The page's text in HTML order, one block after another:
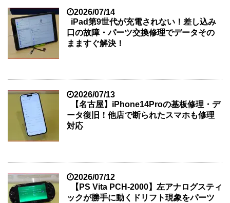
2026/07/14
iPad第9世代が充電されない！差し込み
口の故障・パーツ交換修理でデータその
まますぐ解決！
2026/07/13
【名古屋】iPhone14Proの基板修理・デ
ータ復旧！他店で断られたスマホも修理
対応
2026/07/12
【PS Vita PCH-2000】左アナログスティ
ックが勝手に動くドリフト現象をパーツ